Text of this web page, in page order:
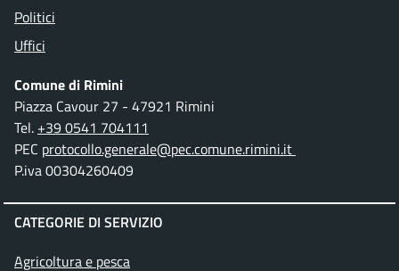
Politici
Uffici
Comune di Rimini
Piazza Cavour 27 - 47921 Rimini
Tel. +39 0541 704111
PEC protocollo.generale@pec.comune.rimini.it
P.iva 00304260409
CATEGORIE DI SERVIZIO
Agricoltura e pesca